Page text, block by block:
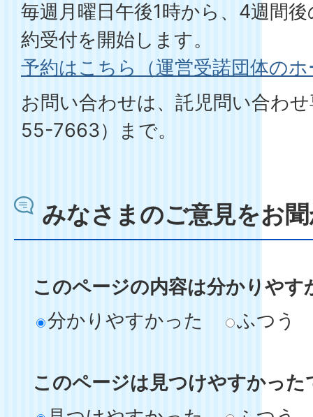
毎週月曜日午後1時から、4週間
約受付を開始します。
予約はこちら（運営受諾団体の
お問い合わせは、託児問い合わ
55-7663）まで。
みなさまのご意見をお
このページの内容は分かりやす
分かりやすかった
ふつう
このページは見つけやすかった